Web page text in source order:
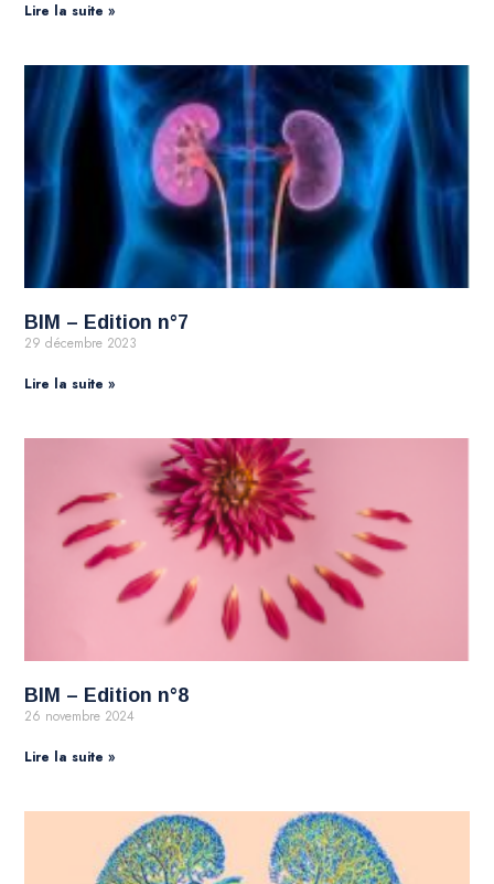
Lire la suite »
BIM – Edition n°7
29 décembre 2023
Lire la suite »
BIM – Edition n°8
26 novembre 2024
Lire la suite »